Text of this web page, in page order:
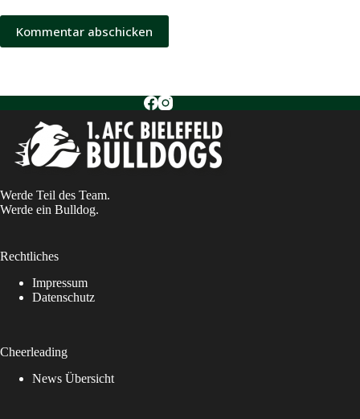
Kommentar abschicken
Werde Teil des Team.
Werde ein Bulldog.
Rechtliches
Impressum
Datenschutz
Cheerleading
News Übersicht